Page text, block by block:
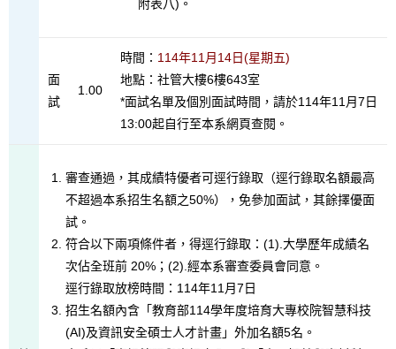
附表八)。
面
試
1.00
時間： 114年11月14日(星期五)
地點：社管大樓6樓643室
*面試名單及個別面試時間，請於114年11月7日
13:00起自行至本系網頁查閱。
審查通過，其成績特優者可逕行錄取（逕行錄取名額最高
不超過本系招生名額之50%），免參加面試，其餘擇優面
試。
符合以下兩項條件者，得逕行錄取：(1).大學歷年成績名
次佔全班前 20%；(2).經本系審查委員會同意。
逕行錄取放榜時間：114年11月7日
招生名額內含「教育部114學年度培育大專校院智慧科技
(AI)及資訊安全碩士人才計畫」外加名額5名。